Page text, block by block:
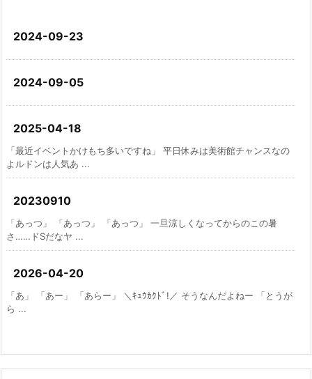
2024-09-23
2024-09-05
2025-04-18
「最近イベントかけもち多いですね」 平日休みは美術館チャンスなの
よルドンは人気あ ...
20230910
「あっつ」 「あっつ」 「あっつ」 一旦涼しくなってからのこの暑
さ……ドSだなヤ ...
2026-04-20
「あ」 「あー」 「あらー」 ＼ｷｭｳｶｸﾄﾞ!／ そうなんだよねー 「とうが
ら ...